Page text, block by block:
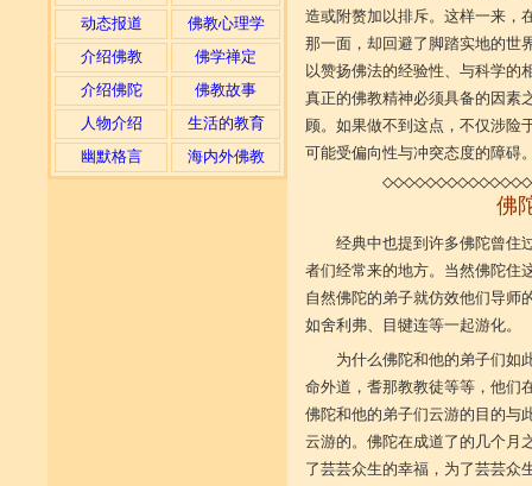
动态报道
佛教心理学
介绍佛教
佛学禅定
介绍佛陀
佛教故事
人物介绍
生活的教育
幽默格言
海内外佛教
造或附赘加以排斥。这样一来，
那一面，却回避了脚踏实地的世
以赞扬佛法的经验性、与科学的
真正的佛教精神必须具备的因素
顾。如果做不到这点，不仅涉险
可能受偏向性与冲突态度的障碍
佛
经典中也提到许多佛陀曾住
者们经常来的地方。当然佛陀住
自然佛陀的弟子就仿效他们导师
如舍利弗、目犍连等一起游化。
为什么佛陀和他的弟子们如
命外道，耆那教教徒等等，他们
佛陀和他的弟子们云游的目的与
云游的。佛陀在成道了的几个月
了芸芸众生的幸福，为了芸芸众